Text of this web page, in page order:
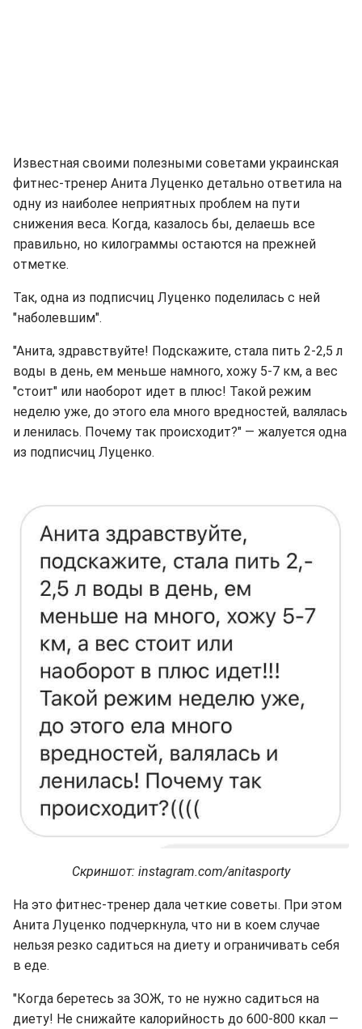
Известная своими полезными советами украинская
фитнес-тренер Анита Луценко детально ответила на
одну из наиболее неприятных проблем на пути
снижения веса. Когда, казалось бы, делаешь все
правильно, но килограммы остаются на прежней
отметке.
Так, одна из подписчиц Луценко поделилась с ней
"наболевшим".
"Анита, здравствуйте! Подскажите, стала пить 2-2,5 л
воды в день, ем меньше намного, хожу 5-7 км, а вес
"стоит" или наоборот идет в плюс! Такой режим
неделю уже, до этого ела много вредностей, валялась
и ленилась. Почему так происходит?" — жалуется одна
из подписчиц Луценко.
Скриншот: instagram.com/anitasporty
На это фитнес-тренер дала четкие советы. При этом
Анита Луценко подчеркнула, что ни в коем случае
нельзя резко садиться на диету и ограничивать себя
в еде.
"Когда беретесь за ЗОЖ, то не нужно садиться на
диету! Не снижайте калорийность до 600-800 ккал —